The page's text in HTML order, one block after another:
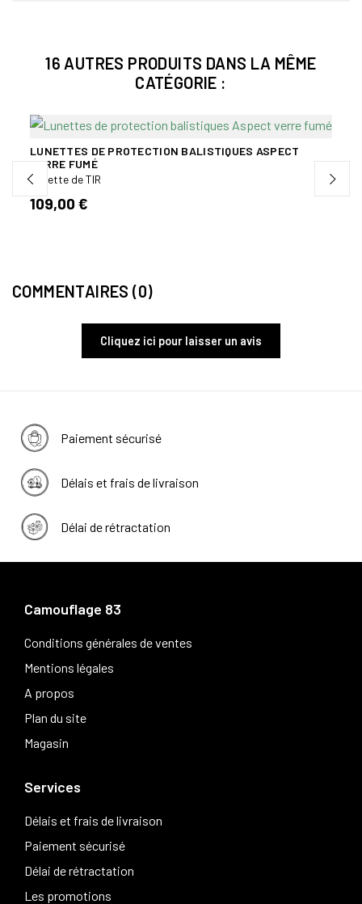
16 AUTRES PRODUITS DANS LA MÊME
CATÉGORIE :
LUNETTES DE PROTECTION BALISTIQUES ASPECT
VERRE FUMÉ
Lunette de TIR
109,00 €
COMMENTAIRES (0)
Cliquez ici pour laisser un avis
Paiement sécurisé
Délais et frais de livraison
Délai de rétractation
Camouflage 83
Conditions générales de ventes
Mentions légales
A propos
Plan du site
Magasin
Services
Délais et frais de livraison
Paiement sécurisé
Délai de rétractation
Les promotions